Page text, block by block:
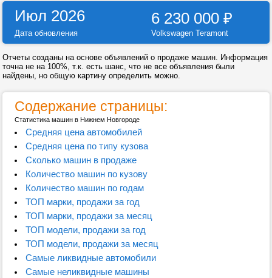
Июл 2026 6 230 000 ₽
Дата обновления Volkswagen Teramont
Отчеты созданы на основе объявлений о продаже машин. Информация
точна не на 100%, т.к. есть шанс, что не все объявления были
найдены, но общую картину определить можно.
Содержание страницы:
Статистика машин в Нижнем Новгороде
Средняя цена автомобилей
Средняя цена по типу кузова
Сколько машин в продаже
Количество машин по кузову
Количество машин по годам
ТОП марки, продажи за год
ТОП марки, продажи за месяц
ТОП модели, продажи за год
ТОП модели, продажи за месяц
Самые ликвидные автомобили
Самые неликвидные машины